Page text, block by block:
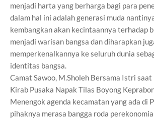
menjadi harta yang berharga bagi para
dalam hal ini adalah generasi muda
kembangkan akan kecintaannya terhadap
menjadi warisan bangsa dan diharapkan
memperkenalkannya ke seluruh dunia
identitas bangsa.
Camat Sawoo, M.Sholeh Bersama Istri
Kirab Pusaka Napak Tilas Boyong
Menengok agenda kecamatan yang ada di
pihaknya merasa bangga roda